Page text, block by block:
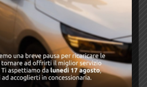
in altezza con supporto lombare
regolabile in altezza e
scorrevoli e frazionabili (60/40) per
di carico.